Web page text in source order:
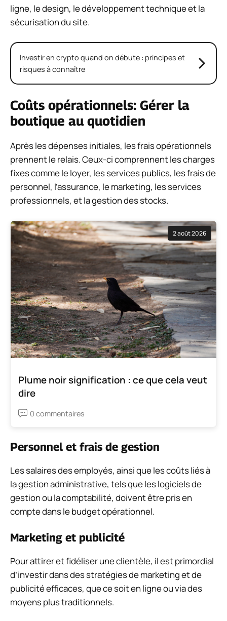
ligne, le design, le développement technique et la
sécurisation du site.
Investir en crypto quand on débute : principes et
risques à connaître
Coûts opérationnels: Gérer la
boutique au quotidien
Après les dépenses initiales, les frais opérationnels
prennent le relais. Ceux-ci comprennent les charges
fixes comme le loyer, les services publics, les frais de
personnel, l’assurance, le marketing, les services
professionnels, et la gestion des stocks.
2 août 2026
Plume noir signification : ce que cela veut
dire
0 commentaires
Personnel et frais de gestion
Les salaires des employés, ainsi que les coûts liés à
la gestion administrative, tels que les logiciels de
gestion ou la comptabilité, doivent être pris en
compte dans le budget opérationnel.
Marketing et publicité
Pour attirer et fidéliser une clientèle, il est primordial
d’investir dans des stratégies de marketing et de
publicité efficaces, que ce soit en ligne ou via des
moyens plus traditionnels.